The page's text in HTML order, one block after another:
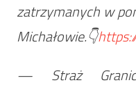
zatrzymanych w
Michałowie.👇
— Straż